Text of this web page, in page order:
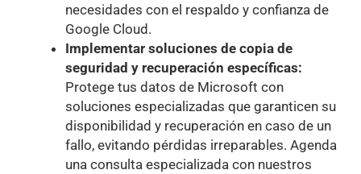
necesidades con el respaldo y confianza de
Google Cloud.
Implementar soluciones de copia de
seguridad y recuperación específicas:
Protege tus datos de Microsoft con
soluciones especializadas que garanticen su
disponibilidad y recuperación en caso de un
fallo, evitando pérdidas irreparables. Agenda
una consulta especializada con nuestros